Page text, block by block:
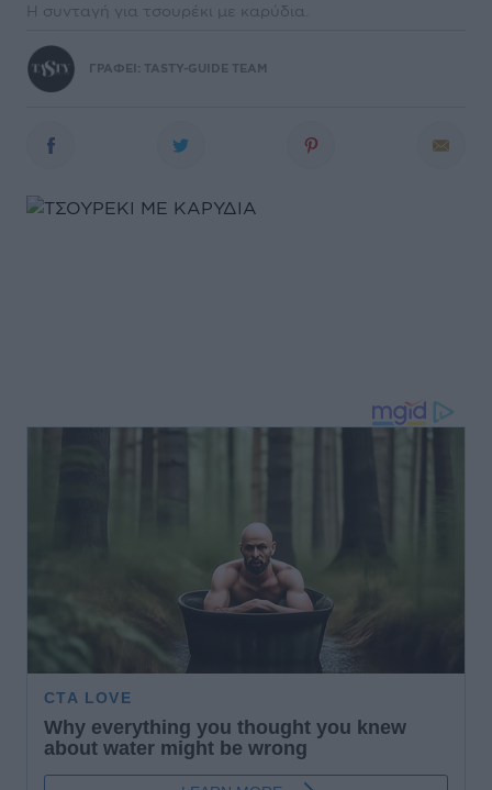
Η συνταγή για τσουρέκι με καρύδια.
ΓΡΑΦΕΙ: TASTY-GUIDE TEAM